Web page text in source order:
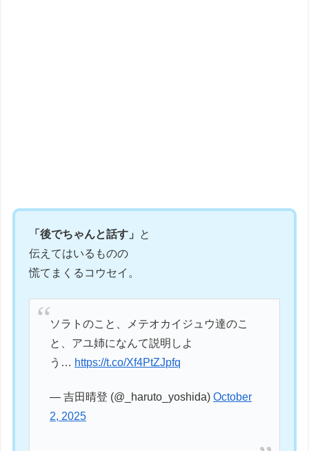
「後でちゃんと話す」
と
伝えてはいるものの
慌てまくるコウセイ。
ソラトのこと、メテオカイジュウ達のこ
と、アユ姉になんて説明しよ
う… https://t.co/Xf4PtZJpfq
— 吉田晴登 (@_haruto_yoshida)October
2, 2025